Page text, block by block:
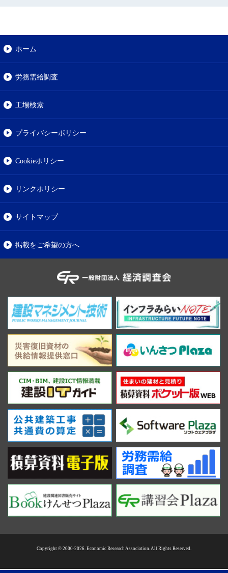
ホーム
労務需給調査
工場検索
プライバシーポリシー
Cookieポリシー
リンクポリシー
サイトマップ
掲載をご希望の方へ
Copyright © 2000-2026. Economic Research Association. All Rights Reserved.